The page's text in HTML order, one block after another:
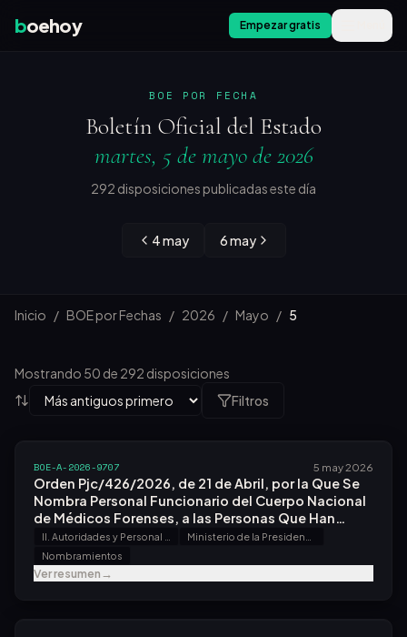
boehoy Empezar gratis
BOE POR FECHA
Boletín Oficial del Estado
martes, 5 de mayo de 2026
292 disposiciones publicadas este día
4 may 6 may
Inicio / BOE por Fechas / 2026 / Mayo / 5
Mostrando 50 de 292 disposiciones
Filtros
BOE-A-2026-9707 5 may 2026
Orden Pjc/426/2026, de 21 de Abril, por la Que Se
Nombra Personal Funcionario del Cuerpo Nacional
de Médicos Forenses, a las Personas Que Han
Superado el Proceso Selectivo Convocado por
Orden Pjc/94/2024, de 31 de Enero.
Nombramientos
Ver resumen→